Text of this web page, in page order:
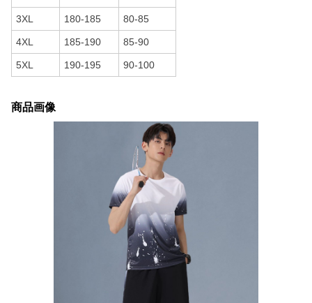
3XL 180-185 80-85
4XL 185-190 85-90
5XL 190-195 90-100
商品画像